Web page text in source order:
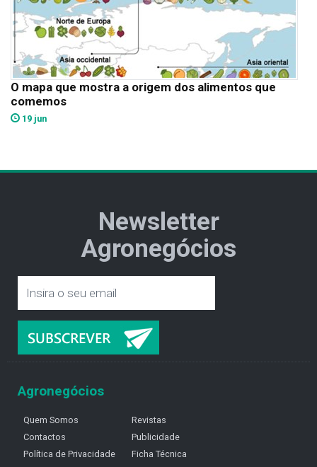
O mapa que mostra a origem dos alimentos que
comemos
19 jun
Newsletter
Agronegócios
Agronegócios
Quem Somos
Contactos
Política de Privacidade
Revistas
Publicidade
Ficha Técnica